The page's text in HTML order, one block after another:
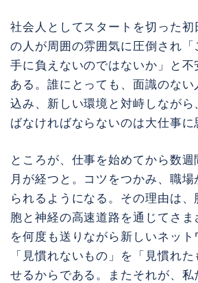
社会人としてスタートを切った初
の人が周囲の雰囲気に圧倒され
手に負えないのではないか」と
ある。誰にとっても、面識のな
込み、新しい環境と対峙しながら
ばなければならないのは大仕事に
ところが、仕事を始めてから数
月が経つと。コツをつかみ、職
られるようになる。その理由は
胞と神経の高速道路を通じてさ
を何度も送りながら新しいネット
「見慣れないもの」を「見慣れ
せるからである。またそれが、私